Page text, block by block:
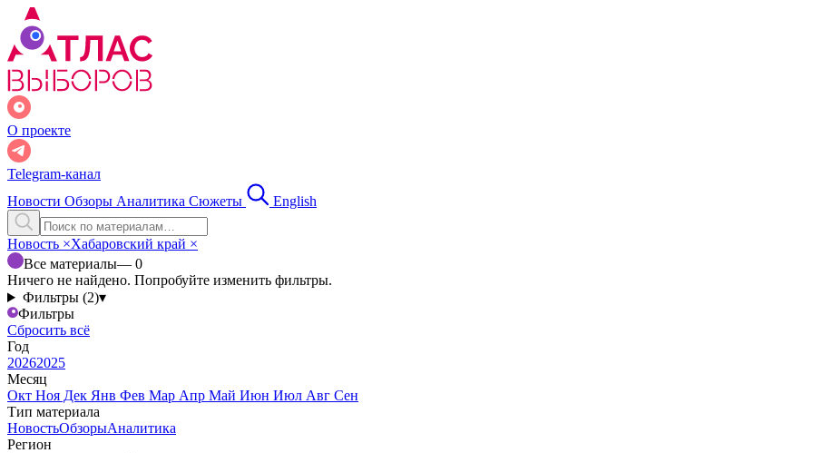
О проекте
Telegram-канал
Новости Обзоры Аналитика Сюжеты English
Новость ×Хабаровский край ×
Все материалы— 0
Ничего не найдено. Попробуйте изменить фильтры.
Фильтры (2)▾
Фильтры
Сбросить всё
Год
20262025
Месяц
Окт Ноя Дек Янв Фев Мар Апр Май Июн Июл Авг Сен
Тип материала
НовостьОбзорыАналитика
Регион